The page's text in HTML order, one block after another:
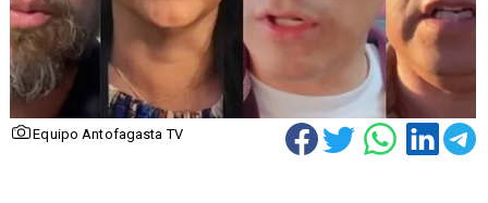
Equipo Antofagasta TV